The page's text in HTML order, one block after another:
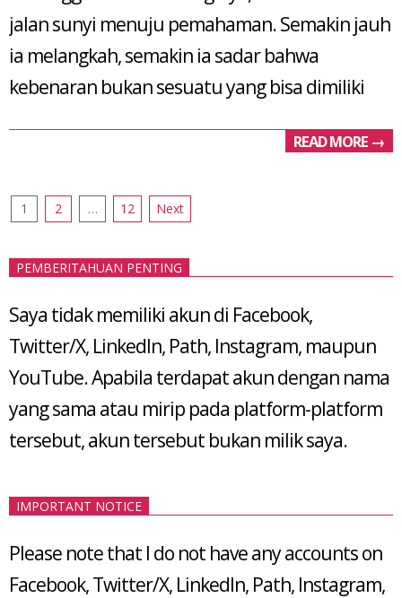
jalan sunyi menuju pemahaman. Semakin jauh
ia melangkah, semakin ia sadar bahwa
kebenaran bukan sesuatu yang bisa dimiliki
READ MORE →
Posts
1 2 … 12 Next
PEMBERITAHUAN PENTING
Saya tidak memiliki akun di Facebook,
Twitter/X, LinkedIn, Path, Instagram, maupun
YouTube. Apabila terdapat akun dengan nama
yang sama atau mirip pada platform-platform
tersebut, akun tersebut bukan milik saya.
IMPORTANT NOTICE
Please note that I do not have any accounts on
Facebook, Twitter/X, LinkedIn, Path, Instagram,